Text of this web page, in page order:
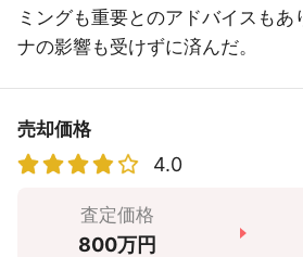
ミングも重要とのアドバイスもあ
ナの影響も受けずに済んだ。
売却価格
4.0
査定価格
800万円